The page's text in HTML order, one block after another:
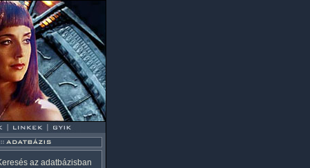
az adatbázisban